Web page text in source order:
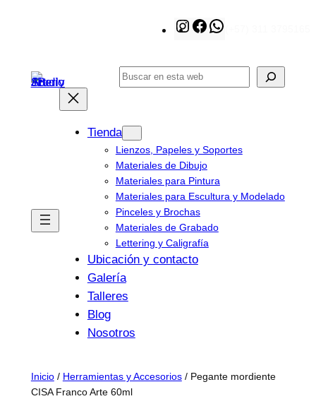
Instagram
Facebook
Buscar
Tienda
Lienzos, Papeles y Soportes
Materiales de Dibujo
Materiales para Pintura
Materiales para Escultura y Modelado
Pinceles y Brochas
Materiales de Grabado
Lettering y Caligrafía
Ubicación y contacto
Galería
Talleres
Blog
Nosotros
Inicio/ Herramientas y Accesorios/ Pegante mordiente
CISA Franco Arte 60ml